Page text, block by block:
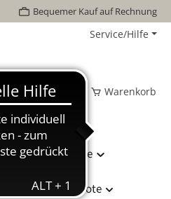
Bequemer Kauf auf Rechnung
Service/Hilfe
Mein Konto Warenkorb
Bettwäsche
Sonderangebote